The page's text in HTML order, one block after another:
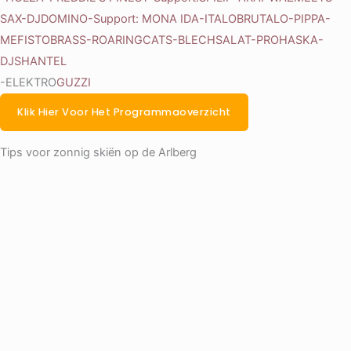
SAX-DJDOMINO-Support: MONA IDA-ITALOBRUTALO-PIPPA-
MEFISTOBRASS-ROARINGCATS-BLECHSALAT-PROHASKA-
DJSHANTEL
-ELEKTROGUZZI
Klik Hier Voor Het Programmaoverzicht
Tips voor zonnig skiën op de Arlberg